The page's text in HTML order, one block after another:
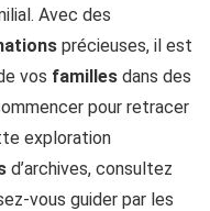
Avec des
précieuses, il est
vos familles dans des
pour retracer
exploration
d’archives, consultez
vous guider par les